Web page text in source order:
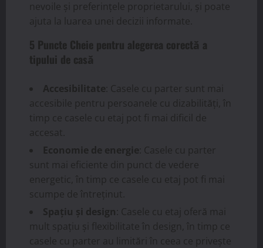
nevoile și preferințele proprietarului, și poate
ajuta la luarea unei decizii informate.
5 Puncte Cheie pentru alegerea corectă a
tipului de casă
Accesibilitate : Casele cu parter sunt mai
accesibile pentru persoanele cu dizabilități, în
timp ce casele cu etaj pot fi mai dificil de
accesat.
Economie de energie : Casele cu parter
sunt mai eficiente din punct de vedere
energetic, în timp ce casele cu etaj pot fi mai
scumpe de întreținut.
Spațiu și design : Casele cu etaj oferă mai
mult spațiu și flexibilitate în design, în timp ce
casele cu parter au limitări în ceea ce privește